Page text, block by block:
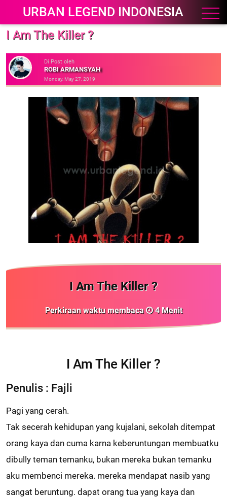
URBAN LEGEND INDONESIA
I Am The Killer ?
Di Post oleh
ROBI ARMANSYAH
Monday, May 27, 2019
I Am The Killer ?
Perkiraan waktu membaca 4Menit
I Am The Killer ?
Penulis : Fajli
Pagi yang cerah.
Tak secerah kehidupan yang kujalani, sekolah ditempat
orang kaya dan cuma karna keberuntungan membuatku
dibully teman temanku, bukan mereka bukan temanku
aku membenci mereka. mereka mendapat nasib yang
sangat beruntung. dapat orang tua yang kaya dan